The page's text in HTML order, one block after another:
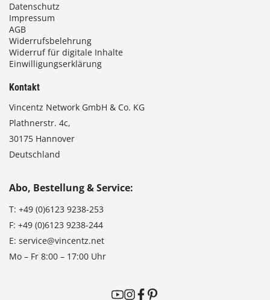
Datenschutz
Impressum
AGB
Widerrufsbelehrung
Widerruf für digitale Inhalte
Einwilligungserklärung
Kontakt
Vincentz Network GmbH & Co. KG
Plathnerstr. 4c,
30175 Hannover
Deutschland
Abo, Bestellung & Service:
T: +49 (0)6123 9238-253
F: +49 (0)6123 9238-244
E: service@vincentz.net
Mo – Fr 8:00 – 17:00 Uhr